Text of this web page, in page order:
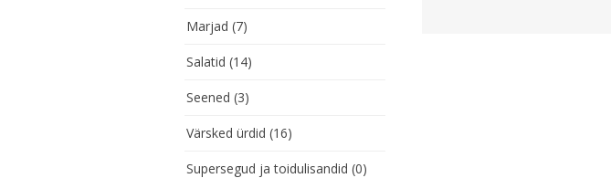
Marjad (7)
Salatid (14)
Seened (3)
Värsked ürdid (16)
Supersegud ja toidulisandid (0)